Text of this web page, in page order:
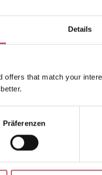
Details
offers that match your
Präferenzen
ein oder